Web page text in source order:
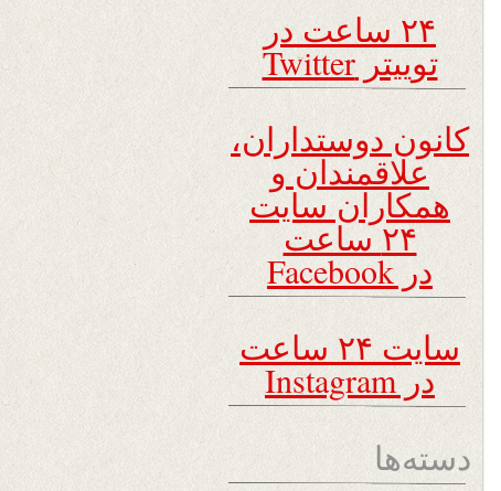
۲۴ ساعت در
توییتر Twitter
کانون دوستداران،
علاقمندان و
همکاران سایت
۲۴ ساعت
در Facebook
سایت ۲۴ ساعت
در Instagram
دسته‌ها